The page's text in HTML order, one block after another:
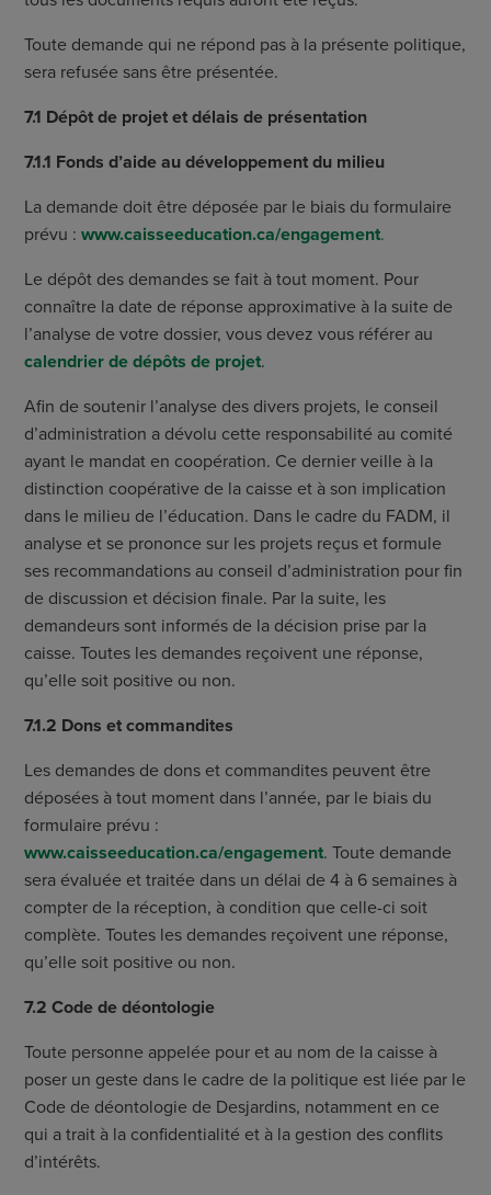
Toute demande qui ne répond pas à la présente politique,
sera refusée sans être présentée.
7.1 Dépôt de projet et délais de présentation
7.1.1 Fonds d’aide au développement du milieu
La demande doit être déposée par le biais du formulaire
prévu :www.caisseeducation.ca/engagement.
Le dépôt des demandes se fait à tout moment. Pour
connaître la date de réponse approximative à la suite de
l’analyse de votre dossier, vous devez vous référer au
calendrier de dépôts de projet.
Afin de soutenir l’analyse des divers projets, le conseil
d’administration a dévolu cette responsabilité au comité
ayant le mandat en coopération. Ce dernier veille à la
distinction coopérative de la caisse et à son implication
dans le milieu de l’éducation. Dans le cadre du FADM, il
analyse et se prononce sur les projets reçus et formule
ses recommandations au conseil d’administration pour fin
de discussion et décision finale. Par la suite, les
demandeurs sont informés de la décision prise par la
caisse. Toutes les demandes reçoivent une réponse,
qu’elle soit positive ou non.
7.1.2 Dons et commandites
Les demandes de dons et commandites peuvent être
déposées à tout moment dans l’année, par le biais du
formulaire prévu :
www.caisseeducation.ca/engagement. Toute demande
sera évaluée et traitée dans un délai de 4 à 6 semaines à
compter de la réception, à condition que celle-ci soit
complète. Toutes les demandes reçoivent une réponse,
qu’elle soit positive ou non.
7.2 Code de déontologie
Toute personne appelée pour et au nom de la caisse à
poser un geste dans le cadre de la politique est liée par le
Code de déontologie de Desjardins, notamment en ce
qui a trait à la confidentialité et à la gestion des conflits
d’intérêts.